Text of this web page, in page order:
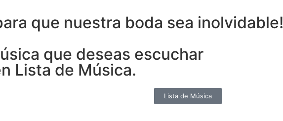
que nuestra boda sea inolvidable!
que deseas escuchar
Lista de Música.
Lista de Música